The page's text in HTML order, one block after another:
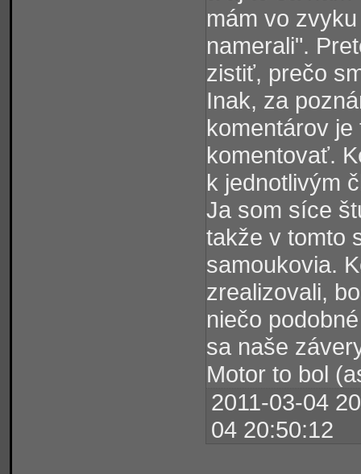
mám vo
namerali".
zistiť, prečo
Inak, za
komentárov
komentovať.
k jednotlivým
Ja som síce
takže v tomto
samoukovia.
zrealizovali,
niečo
sa naše
Motor to bol
2011-03-04
04 20:50:12